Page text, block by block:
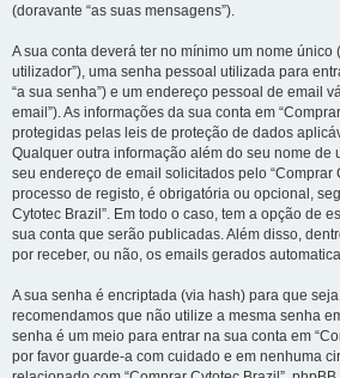
(doravante “as suas mensagens”).
A sua conta deverá ter no mínimo um nome único
utilizador”), uma senha pessoal utilizada para
“a sua senha”) e um endereço pessoal de email
email”). As informações da sua conta em
protegidas pelas leis de proteção de dados
Qualquer outra informação além do seu nome de
seu endereço de email solicitados pelo “Comprar
processo de registo, é obrigatória ou opcional,
Cytotec Brazil”. Em todo o caso, tem a opção de
sua conta que serão publicadas. Além disso,
por receber, ou não, os emails gerados
A sua senha é encriptada (via hash) para que
recomendamos que não utilize a mesma senha
senha é um meio para entrar na sua conta em
por favor guarde-a com cuidado e em nenhuma